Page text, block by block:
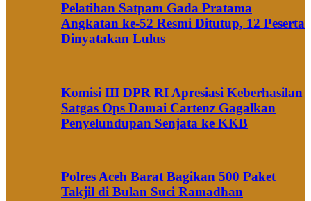
Pelatihan Satpam Gada Pratama
Angkatan ke-52 Resmi Ditutup, 12 Peserta
Dinyatakan Lulus
Komisi III DPR RI Apresiasi Keberhasilan
Satgas Ops Damai Cartenz Gagalkan
Penyelundupan Senjata ke KKB
Polres Aceh Barat Bagikan 500 Paket
Takjil di Bulan Suci Ramadhan